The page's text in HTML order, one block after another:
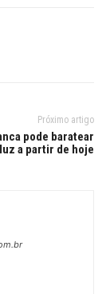
Próximo artigo
pode baratear
a partir de hoje